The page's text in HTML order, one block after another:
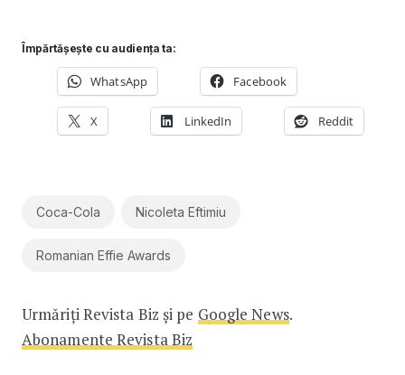
Împărtășește cu audiența ta:
WhatsApp Facebook
X LinkedIn Reddit
Coca-Cola Nicoleta Eftimiu
Romanian Effie Awards
Urmăriți Revista Biz și pe Google News.
Abonamente Revista Biz